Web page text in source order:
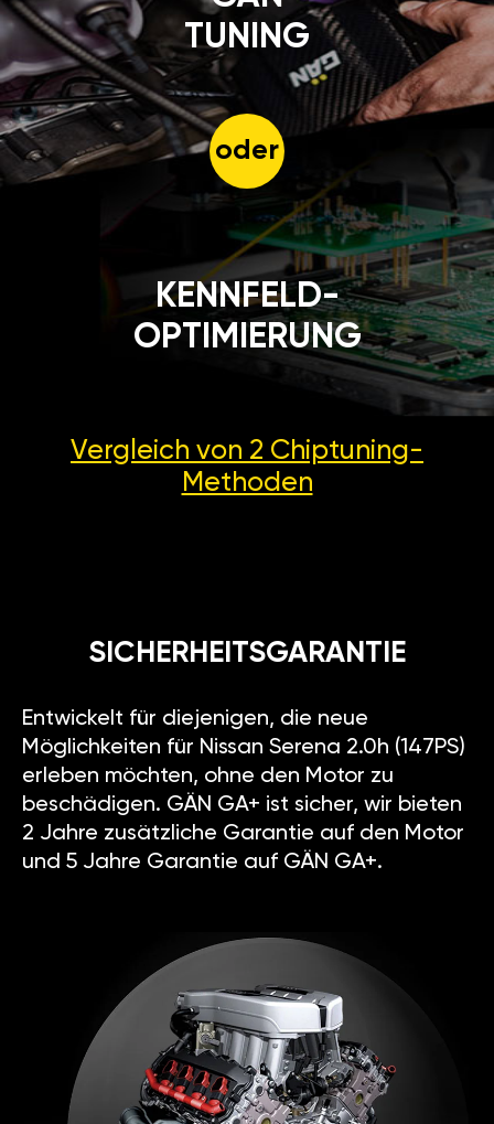
TUNING
oder
KENNFELD-
OPTIMIERUNG
Vergleich von 2 Chiptuning-
Methoden
SICHERHEITSGARANTIE
Entwickelt für diejenigen, die neue
Möglichkeiten für Nissan Serena 2.0h (147PS)
erleben möchten, ohne den Motor zu
beschädigen. GÄN GA+ ist sicher, wir bieten
2 Jahre zusätzliche Garantie auf den Motor
und 5 Jahre Garantie auf GÄN GA+.